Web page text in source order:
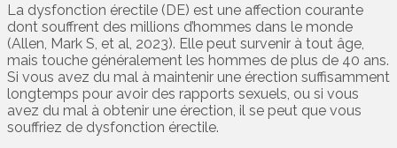
La dysfonction érectile (DE) est une affection courante
dont souffrent des millions d’hommes dans le monde
(Allen, Mark S, et al, 2023). Elle peut survenir à tout âge,
mais touche généralement les hommes de plus de 40 ans.
Si vous avez du mal à maintenir une érection suffisamment
longtemps pour avoir des rapports sexuels, ou si vous
avez du mal à obtenir une érection, il se peut que vous
souffriez de dysfonction érectile.